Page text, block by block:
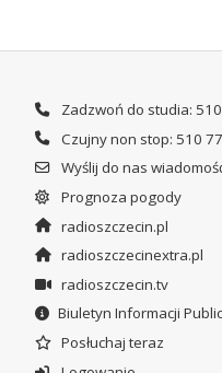
Zadzwoń do studia:
Czujny non stop: 510
Wyślij do nas
Prognoza pogody
radioszczecin.pl
radioszczecinextra.pl
radioszczecin.tv
Biuletyn Informacji
Posłuchaj teraz